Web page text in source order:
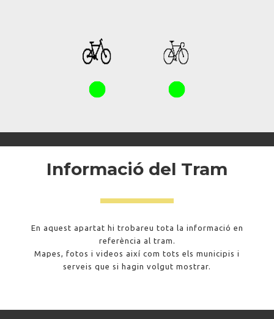
Informació del Tram
En aquest apartat hi trobareu tota la informació en
referència al tram.
Mapes, fotos i videos així com tots els municipis i
serveis que si hagin volgut mostrar.